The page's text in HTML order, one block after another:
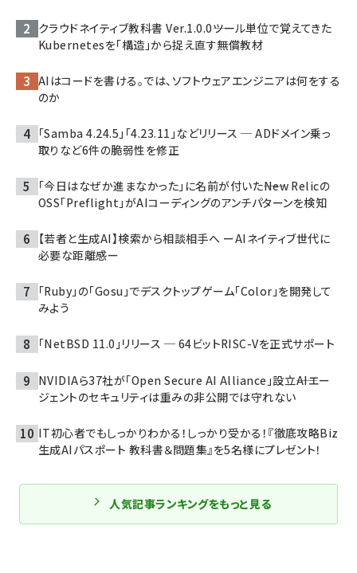
クラウドネイティブ教科書 Ver.1.0.0――ツール単位で覚えてきた
Kubernetesを「構造」から捉え直す無償教材
AIはコードを書ける。では、ソフトウェアエンジニアは何をする
のか
「Samba 4.24.5」「4.23.11」などリリース ─ ADドメイン乗っ
取りなど6件の脆弱性を修正
「今日はなぜか進まなかった」に名前が付いた――New Relicの
OSS「Preflight」がAIコーディングのアンチパターンを検知
【若者と生成AI】検索から相談相手へ ーAIネイティブ世代に
必要な距離感ー
「Ruby」の「Gosu」でデスクトップゲーム「Color」を開発して
みよう
「NetBSD 11.0」リリース ─ 64ビットRISC-Vを正式サポート
NVIDIAら37社が「Open Secure AI Alliance」設立――AIエー
ジェントのセキュリティは重みの非公開では守れない
IT初心者でもしっかりわかる！しっかり受かる！『徹底攻略Biz
生成AIパスポート 教科書＆問題集』を5名様にプレゼント！
人気記事ランキングをもっと見る